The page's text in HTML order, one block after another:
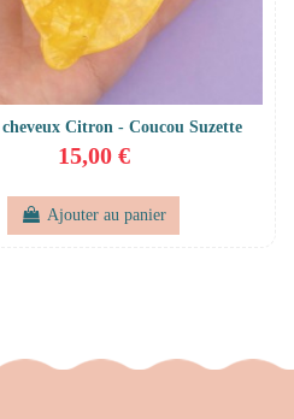
Citron - Coucou Suzette
15,00 €
Ajouter au panier